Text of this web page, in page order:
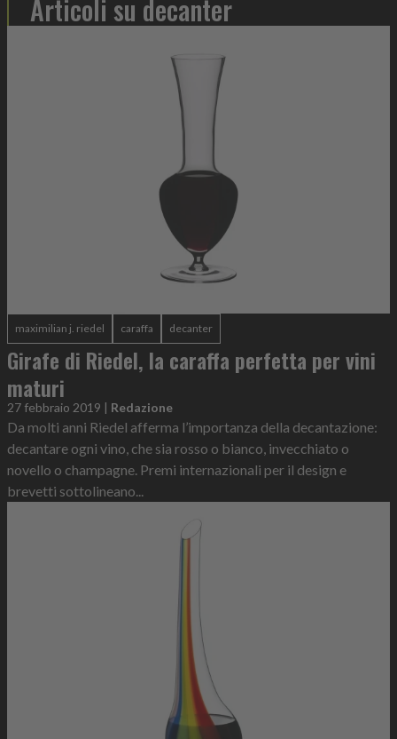
Articoli su decanter
maximilian j. riedel caraffa decanter
Girafe di Riedel, la caraffa perfetta per vini
maturi
27 febbraio 2019 | Redazione
Da molti anni Riedel afferma l’importanza della decantazione:
decantare ogni vino, che sia rosso o bianco, invecchiato o
novello o champagne. Premi internazionali per il design e
brevetti sottolineano...